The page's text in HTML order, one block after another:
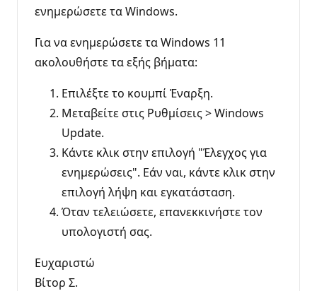
ενημερώσετε τα Windows.
Για να ενημερώσετε τα Windows 11
ακολουθήστε τα εξής βήματα:
Επιλέξτε το κουμπί Έναρξη.
Μεταβείτε στις Ρυθμίσεις > Windows
Update.
Κάντε κλικ στην επιλογή "Έλεγχος για
ενημερώσεις". Εάν ναι, κάντε κλικ στην
επιλογή λήψη και εγκατάσταση.
Όταν τελειώσετε, επανεκκινήστε τον
υπολογιστή σας.
Ευχαριστώ
Βίτορ Σ.